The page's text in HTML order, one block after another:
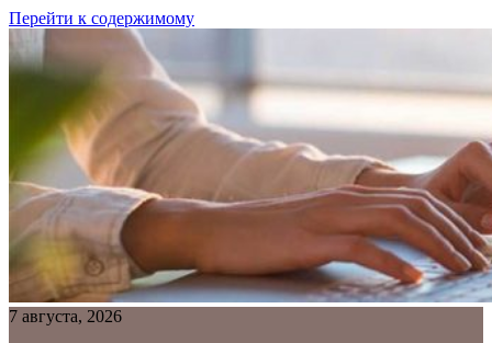
Перейти к содержимому
7 августа, 2026